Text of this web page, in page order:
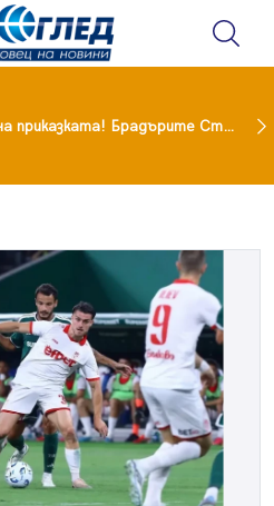
Край на приказката! Брадърите Стефан и Сияна се разделиха с гръм и трясък